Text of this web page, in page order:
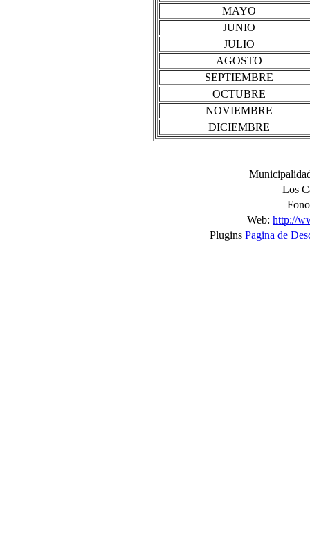
MAYO
JUNIO
JULIO
AGOSTO
SEPTIEMBRE
OCTUBRE
NOVIEMBRE
DICIEMBRE
Los
Web: http://
Plugins Pagina de